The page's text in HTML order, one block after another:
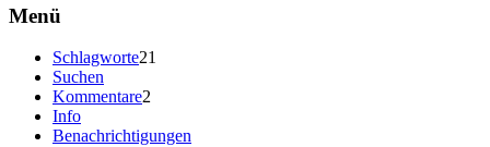
Menü
Schlagworte21
Suchen
Kommentare2
Info
Benachrichtigungen